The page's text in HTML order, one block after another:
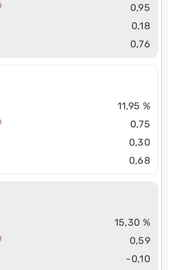
0,95
0,18
0,76
11,95 %
0,75
0,30
0,68
15,30 %
0,59
-0,10